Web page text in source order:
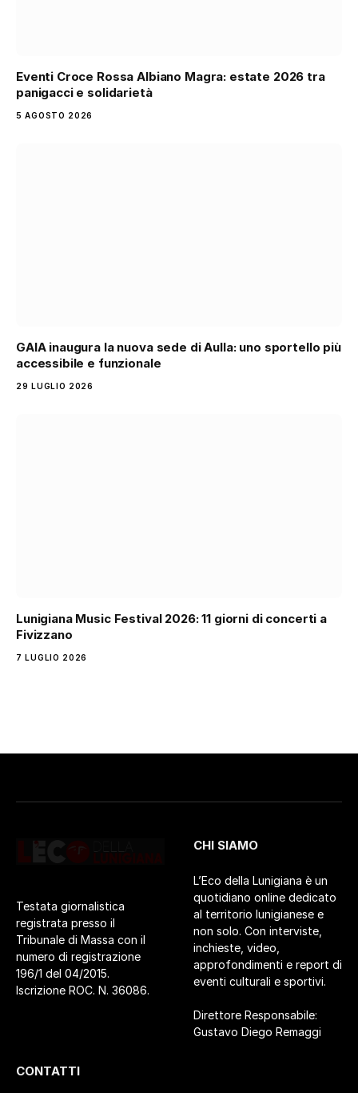
Eventi Croce Rossa Albiano Magra: estate 2026 tra
panigacci e solidarietà
5 AGOSTO 2026
GAIA inaugura la nuova sede di Aulla: uno sportello più
accessibile e funzionale
29 LUGLIO 2026
Lunigiana Music Festival 2026: 11 giorni di concerti a
Fivizzano
7 LUGLIO 2026
Testata giornalistica
registrata presso il
Tribunale di Massa con il
numero di registrazione
196/1 del 04/2015.
Iscrizione ROC. N. 36086.
CHI SIAMO
L’Eco della Lunigiana è un
quotidiano online dedicato
al territorio lunigianese e
non solo. Con interviste,
inchieste, video,
approfondimenti e report di
eventi culturali e sportivi.
Direttore Responsabile:
Gustavo Diego Remaggi
CONTATTI